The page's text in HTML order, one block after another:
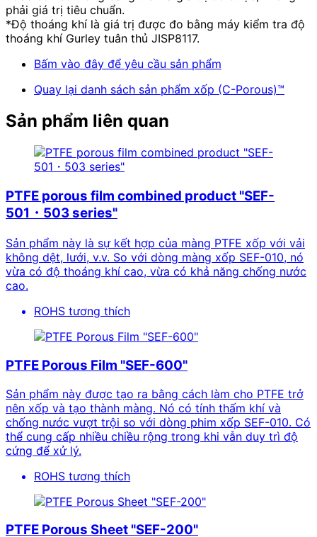
phải giá trị tiêu chuẩn.
*Độ thoáng khí là giá trị được đo bằng máy kiểm tra độ
thoáng khí Gurley tuân thủ JISP8117.
Bấm vào đây để yêu cầu sản phẩm
Quay lại danh sách sản phẩm xốp (C-Porous)™
Sản phẩm liên quan
PTFE porous film combined product "SEF-
501・503 series"
Sản phẩm này là sự kết hợp của màng PTFE xốp với vải
không dệt, lưới, v.v. So với dòng màng xốp SEF-010, nó
vừa có độ thoáng khí cao, vừa có khả năng chống nước
cao.
ROHS tương thích
PTFE Porous Film "SEF-600"
Sản phẩm này được tạo ra bằng cách làm cho PTFE trở
nên xốp và tạo thành màng. Nó có tính thấm khí và
chống nước vượt trội so với dòng phim xốp SEF-010. Có
thể cung cấp nhiều chiều rộng trong khi vẫn duy trì độ
cứng để xử lý.
ROHS tương thích
PTFE Porous Sheet "SEF-200"